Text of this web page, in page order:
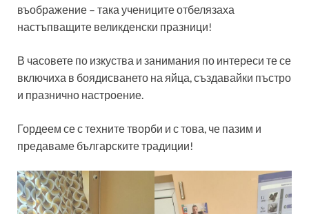
въображение – така учениците отбелязаха
настъпващите великденски празници!
В часовете по изкуства и занимания по интереси те се
включиха в боядисването на яйца, създавайки пъстро
и празнично настроение.
Гордеем се с техните творби и с това, че пазим и
предаваме българските традиции!